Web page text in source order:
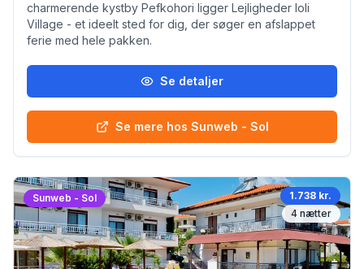
charmerende kystby Pefkohori ligger Lejligheder Ioli
Village - et ideelt sted for dig, der søger en afslappet
ferie med hele pakken.
Se detaljer
Se mere hos Sunweb - Sol
Sunweb - Sol
1.738 kr.
4 nætter